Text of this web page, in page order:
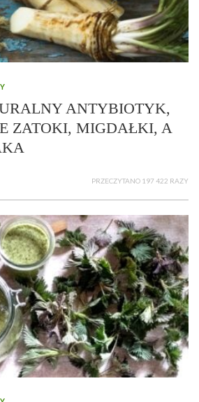
ANTYBIOTYK,
ZATOKI, MIGDAŁKI, A
PRZECZYTANO 197 422 RAZY